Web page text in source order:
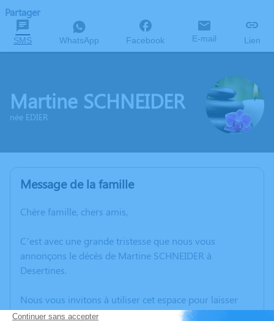
Partager
SMS WhatsApp Facebook E-mail Lien
Martine SCHNEIDER
née EDIER
Message de la famille
Chère famille, chers amis,
C’est avec une grande tristesse que nous vous
annonçons le décès de Martine SCHNEIDER à
Desertines.
Nous vous invitons à utiliser cet espace pour laisser
vos condoléances, partager des photos souvenirs, une